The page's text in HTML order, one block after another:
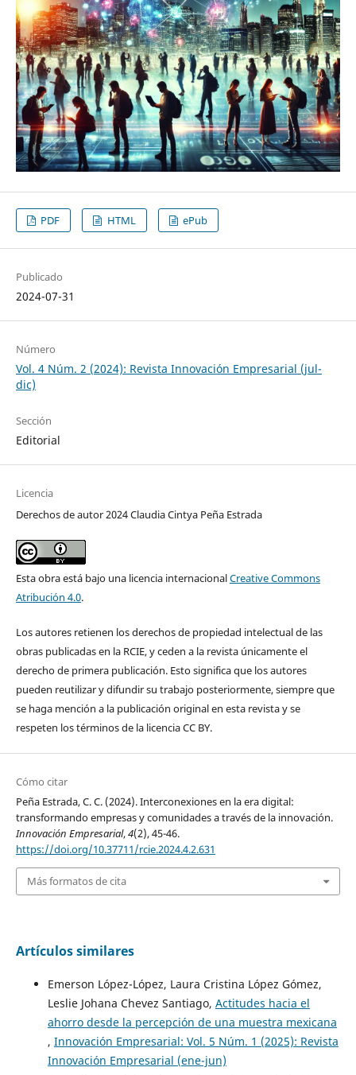
PDF HTML ePub
Publicado
2024-07-31
Número
Vol. 4 Núm. 2 (2024): Revista Innovación Empresarial (jul-
dic)
Sección
Editorial
Licencia
Derechos de autor 2024 Claudia Cintya Peña Estrada
Esta obra está bajo una licencia internacionalCreative Commons
Atribución 4.0.
Los autores retienen los derechos de propiedad intelectual de las
obras publicadas en la RCIE, y ceden a la revista únicamente el
derecho de primera publicación. Esto significa que los autores
pueden reutilizar y difundir su trabajo posteriormente, siempre que
se haga mención a la publicación original en esta revista y se
respeten los términos de la licencia CC BY.
Cómo citar
Peña Estrada, C. C. (2024). Interconexiones en la era digital:
transformando empresas y comunidades a través de la innovación.
Innovación Empresarial,4(2), 45-46.
https://doi.org/10.37711/rcie.2024.4.2.631
Más formatos de cita
Artículos similares
Emerson López-López, Laura Cristina López Gómez,
Leslie Johana Chevez Santiago, Actitudes hacia el
ahorro desde la percepción de una muestra mexicana
, Innovación Empresarial: Vol. 5 Núm. 1 (2025): Revista
Innovación Empresarial (ene-jun)